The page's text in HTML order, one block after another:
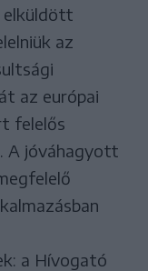
elküldött
az
az európai
felelős
A jóváhagyott
a Hívogató